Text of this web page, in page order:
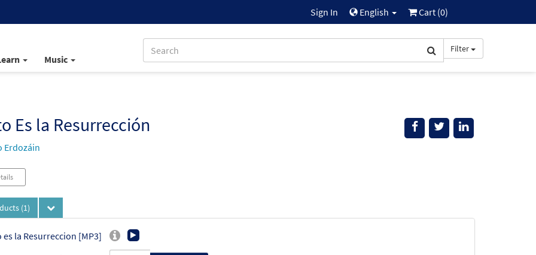
Sign In English Cart (0)
Music
Filter
Es la Resurrección
Erdozáin
(1)
es la Resurreccion [MP3]